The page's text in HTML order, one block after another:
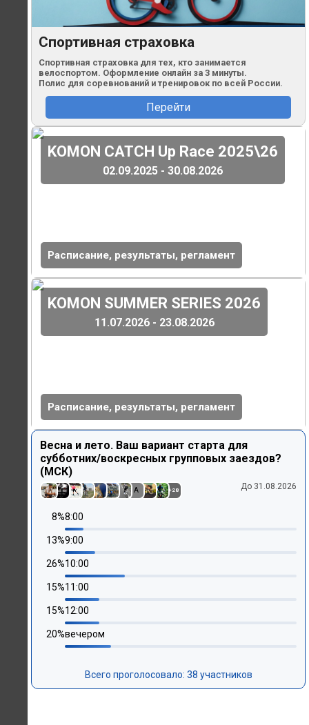
Спортивная страховка
Спортивная страховка для тех, кто занимается
велоспортом. Оформление онлайн за 3 минуты.
Полис для соревнований и тренировок по всей России.
Перейти
(
KOMON CATCH Up Race 2025\26
02.09.2025 - 30.08.2026
Расписание, результаты, регламент
)
(
KOMON SUMMER SERIES 2026
11.07.2026 - 23.08.2026
Расписание, результаты, регламент
)
Весна и лето. Ваш вариант старта для
субботних/воскресных групповых заездов?
(МСК)
A +28 До 31.08.2026
8%8:00
13%9:00
26%10:00
15%11:00
15%12:00
20%вечером
Всего проголосовало: 38 участников